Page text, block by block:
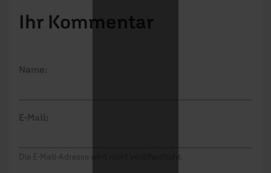
Ihr Kommentar
Name:
E-Mail:
Die E-Mail-Adresse wird nicht veröffentlicht.